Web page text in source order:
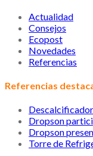
Actualidad
Consejos
Ecopost
Novedades
Referencias
Referencias
Dropson
Dropson
Torre de